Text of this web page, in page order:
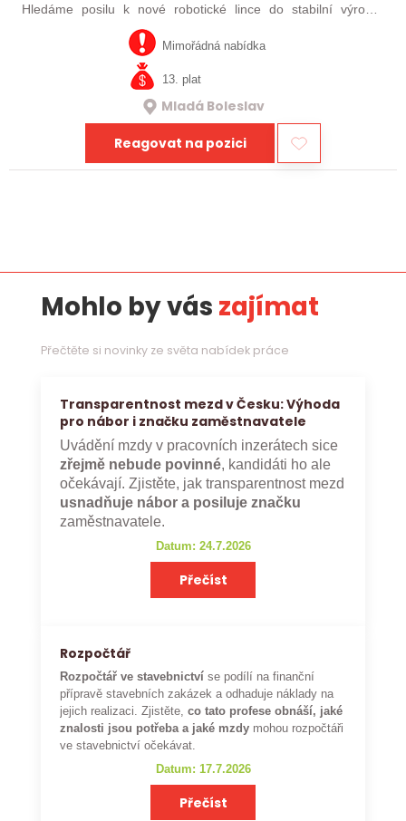
Hledáme posilu k nové robotické lince do stabilní výrobní
jste šikovný absolvent…
Mimořádná nabídka
13. plat
Mladá Boleslav
Reagovat na pozici
Mohlo by vás zajímat
Přečtěte si novinky ze světa nabídek práce
Transparentnost mezd v Česku: Výhoda
pro nábor i značku zaměstnavatele
Uvádění mzdy v pracovních inzerátech sice
zřejmě nebude povinné, kandidáti ho ale
očekávají. Zjistěte, jak transparentnost mezd
usnadňuje nábor a posiluje značku
zaměstnavatele.
Datum: 24.7.2026
Přečíst
Rozpočtář
Rozpočtář ve stavebnictví se podílí na finanční
přípravě stavebních zakázek a odhaduje náklady na
jejich realizaci. Zjistěte,co tato profese obnáší, jaké
znalosti jsou potřeba a jaké mzdy mohou rozpočtáři
ve stavebnictví očekávat.
Datum: 17.7.2026
Přečíst